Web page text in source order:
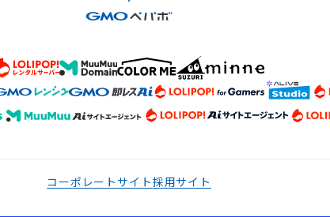
コーポレートサイト採用サイト